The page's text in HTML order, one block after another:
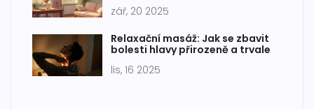
zář, 20 2025
Relaxační masáž: Jak se zbavit
bolesti hlavy přirozeně a trvale
lis, 16 2025